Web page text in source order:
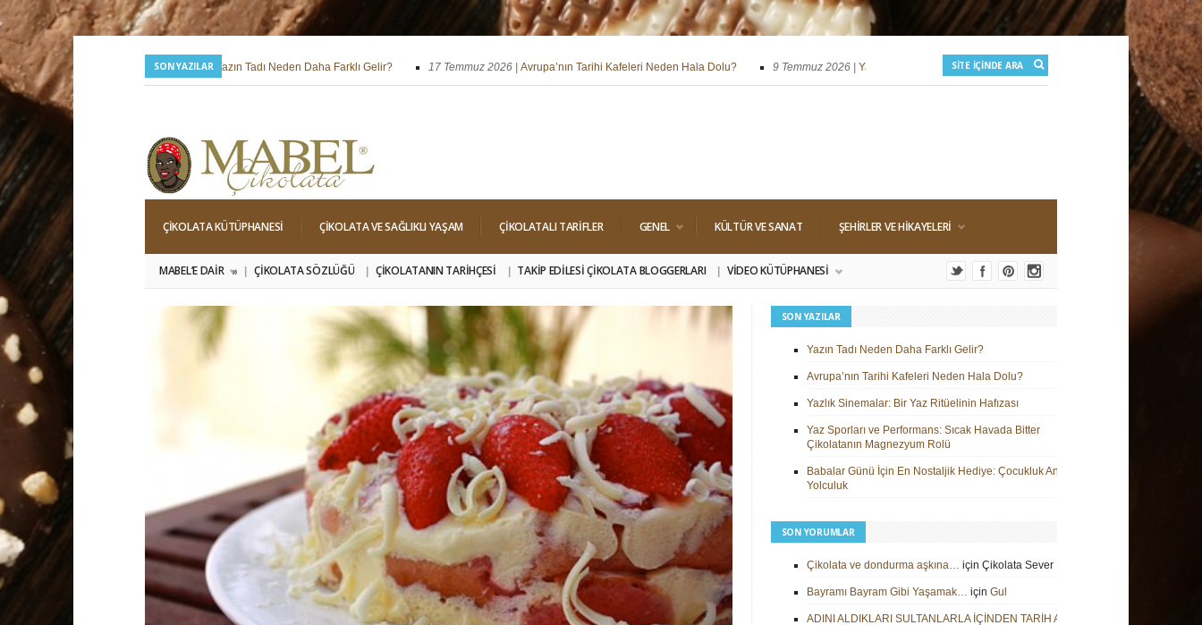
SON YAZILAR
24 Temmuz 2026 |Yazın Tadı Neden Daha Farklı Gelir? 17 Temmuz 2026 |Avrupa’nın Tarihi Kafeleri Neden Hala Dolu? 9 Temmuz 2026 |Yazlık Sinemalar: Bir Yaz Ritüelinin Hafızası 25 Haziran 2026 |Yaz
6 Mayıs 2026 |Hıdırellez; Dilek, Niyet ve Baharı Karşılama Hissi 29 Nisan 2026 |Dört Klasik Dolgu: Pralin, Ganaj, Krokant ve Trüf
ÇIKOLATA KÜTÜPHANESI ÇIKOLATA VE SAĞLIKLI YAŞAM ÇIKOLATALI TARIFLER GENEL KÜLTÜR VE SANAT ŞEHIRLER VE HIKAYELERI
MABEL’E DAIR » ÇIKOLATA SÖZLÜĞÜ ÇIKOLATANIN TARIHÇESI TAKIP EDILESI ÇIKOLATA BLOGGERLARI VIDEO KÜTÜPHANESI
SON YAZILAR
Yazın Tadı Neden Daha Farklı Gelir?
Avrupa’nın Tarihi Kafeleri Neden Hala Dolu?
Yazlık Sinemalar: Bir Yaz Ritüelinin Hafızası
Yaz Sporları ve Performans: Sıcak Havada Bitter
Çikolatanın Magnezyum Rolü
Babalar Günü İçin En Nostaljik Hediye: Çocukluk Anılarına
Yolculuk
SON YORUMLAR
Çikolata ve dondurma aşkına… için Çikolata Sever
Bayramı Bayram Gibi Yaşamak… için Gul
ADINI ALDIKLARI SULTANLARLA İÇİNDEN TARİH AKAN